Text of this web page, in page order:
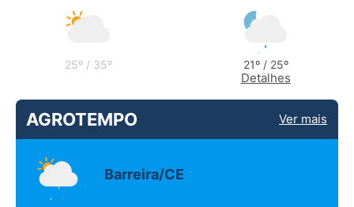
25º / 35º 21º / 25º
Detalhes
AGROTEMPO Ver mais
Barreira/CE